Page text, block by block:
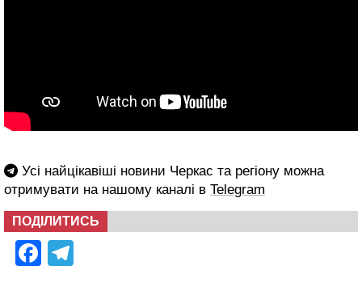
Усі найцікавіші новини Черкас та регіону можна
отримувати на нашому каналі в Telegram
ПОДІЛИТИСЬ
Facebook